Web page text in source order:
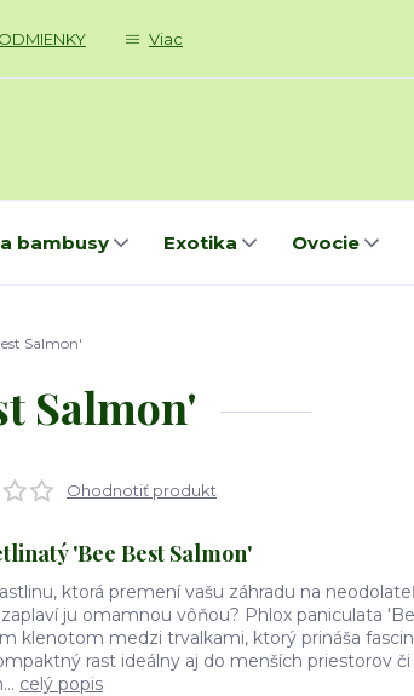
Viac
bambusy Exotika Ovocie
Salmon'
Salmon'
Ohodnotiť produkt
'Bee Best Salmon'
ktorá premení vašu záhradu na
ju omamnou vôňou? Phlox paniculata
klenotom medzi trvalkami, ktorý prináša
rast ideálny aj do menších priestorov
celý popis